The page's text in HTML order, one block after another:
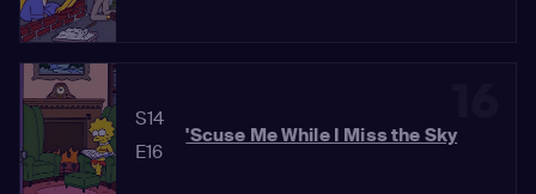
S14
E16
'Scuse Me While I Miss the Sky